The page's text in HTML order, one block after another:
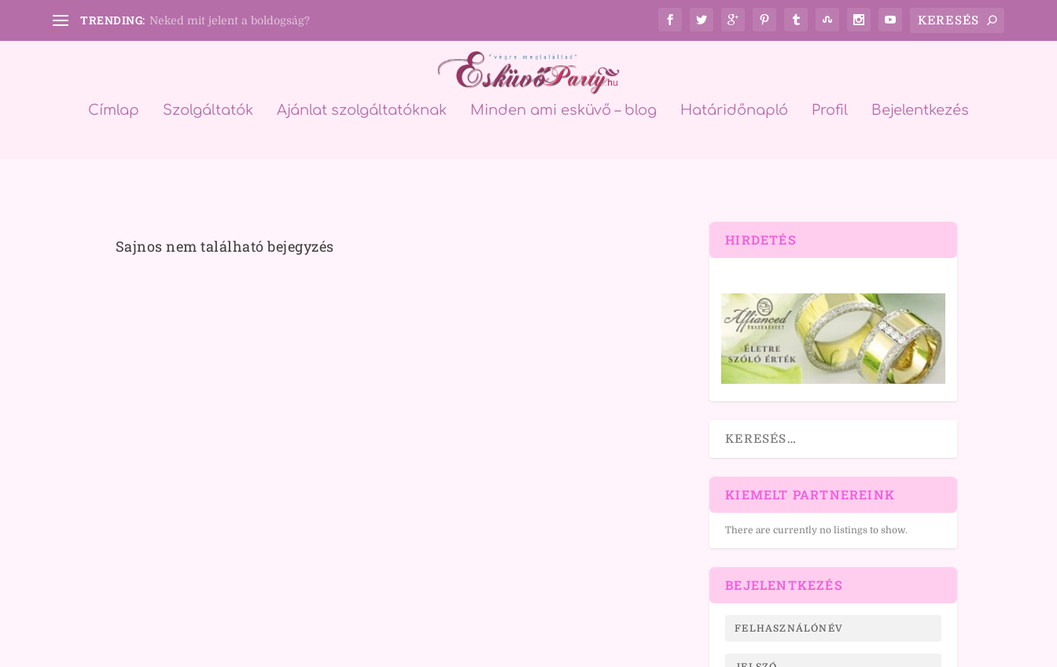
TRENDING: Neked mit jelent a boldogság?
Címlap Szolgáltatók Ajánlat szolgáltatóknak Minden ami esküvő – blog Határidőnapló Profil Bejelentkezés
Sajnos nem található bejegyzés HIRDETÉS
KIEMELT PARTNEREINK
There are currently no listings to show.
BEJELENTKEZÉS